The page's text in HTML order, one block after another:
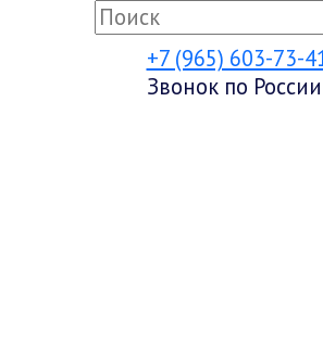
+7 (965) 603-73-
Звонок по